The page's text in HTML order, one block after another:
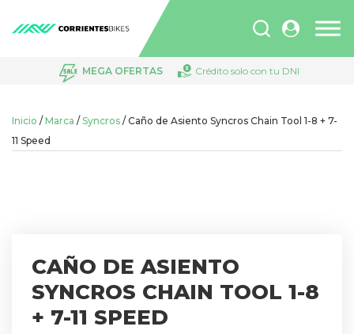
Búsqueda
de
MEGA OFERTAS Crédito solo con tu DNI
Inicio / Marca / Syncros / Caño de Asiento Syncros Chain Tool 1-8 + 7-
11 Speed
CAÑO DE ASIENTO
SYNCROS CHAIN TOOL 1-8
+ 7-11 SPEED